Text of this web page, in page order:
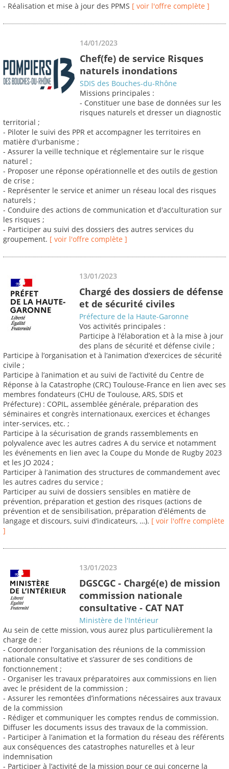
- Réalisation et mise à jour des PPMS [ voir l'offre complète ]
14/01/2023
Chef(fe) de service Risques
naturels inondations
SDIS des Bouches-du-Rhône
Missions principales :
- Constituer une base de données sur les
risques naturels et dresser un diagnostic
territorial ;
- Piloter le suivi des PPR et accompagner les territoires en
matière d'urbanisme ;
- Assurer la veille technique et réglementaire sur le risque
naturel ;
- Proposer une réponse opérationnelle et des outils de gestion
de crise ;
- Représenter le service et animer un réseau local des risques
naturels ;
- Conduire des actions de communication et d'acculturation sur
les risques ;
- Participer au suivi des dossiers des autres services du
groupement. [ voir l'offre complète ]
13/01/2023
Chargé des dossiers de défense
et de sécurité civiles
Préfecture de la Haute-Garonne
Vos activités principales :
Participe à l’élaboration et à la mise à jour
des plans de sécurité et défense civile ;
Participe à l’organisation et à l’animation d’exercices de sécurité
civile ;
Participe à l’animation et au suivi de l’activité du Centre de
Réponse à la Catastrophe (CRC) Toulouse-France en lien avec ses
membres fondateurs (CHU de Toulouse, ARS, SDIS et
Préfecture) : COPIL, assemblée générale, préparation des
séminaires et congrès internationaux, exercices et échanges
inter-services, etc. ;
Participe à la sécurisation de grands rassemblements en
polyvalence avec les autres cadres A du service et notamment
les événements en lien avec la Coupe du Monde de Rugby 2023
et les JO 2024 ;
Participer à l’animation des structures de commandement avec
les autres cadres du service ;
Participer au suivi de dossiers sensibles en matière de
prévention, préparation et gestion des risques (actions de
prévention et de sensibilisation, préparation d’éléments de
langage et discours, suivi d’indicateurs, …). [ voir l'offre complète
]
13/01/2023
DGSCGC - Chargé(e) de mission
commission nationale
consultative - CAT NAT
Ministère de l'Intérieur
Au sein de cette mission, vous aurez plus particulièrement la
charge de :
- Coordonner l’organisation des réunions de la commission
nationale consultative et s’assurer de ses conditions de
fonctionnement ;
- Organiser les travaux préparatoires aux commissions en lien
avec le président de la commission ;
- Assurer les remontées d’informations nécessaires aux travaux
de la commission
- Rédiger et communiquer les comptes rendus de commission.
Diffuser les documents issus des travaux de la commission.
- Participer à l’animation et la formation du réseau des référents
aux conséquences des catastrophes naturelles et à leur
indemnisation
- Participer à l’activité de la mission pour ce qui concerne la